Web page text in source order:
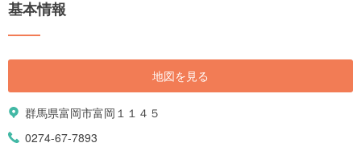
基本情報
地図を見る
群馬県富岡市富岡１１４５
0274-67-7893